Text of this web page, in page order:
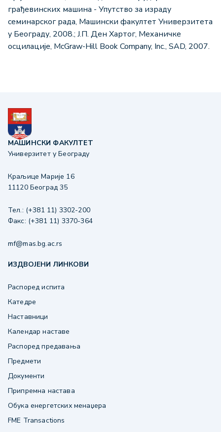
грађевинских машина - Упутство за израду
семинарског рада, Машински факултет Универзитета
у Београду, 2008.; Ј.П. Ден Хартог, Механичке
осцилације, McGraw-Hill Book Company, Inc., SAD, 2007.
МАШИНСКИ ФАКУЛТЕТ
Универзитет у Београду
Краљице Марије 16
11120 Београд 35
Тел.: (+381 11) 3302-200
Факс: (+381 11) 3370-364
mf@mas.bg.ac.rs
ИЗДВОЈЕНИ ЛИНКОВИ
Распоред испита
Катедре
Наставници
Календар наставе
Распоред предавања
Предмети
Документи
Припремна настава
Обука енергетских менаџера
FME Transactions